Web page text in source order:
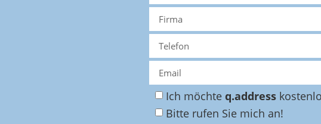
Ich möchte q.address
Bitte rufen Sie mich an!